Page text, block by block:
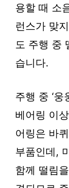
용할 때 소
런스가 맞
도 주행 중
습니다.
주행 중 ‘웅
베어링 이
어링은 바
부품인데,
함께 떨림